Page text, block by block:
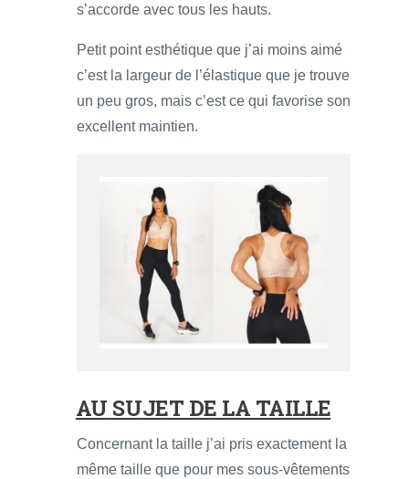
s’accorde avec tous les hauts.
Petit point esthétique que j’ai moins aimé
c’est la largeur de l’élastique que je trouve
un peu gros, mais c’est ce qui favorise son
excellent maintien.
AU SUJET DE LA TAILLE
Concernant la taille j’ai pris exactement la
même taille que pour mes sous-vêtements